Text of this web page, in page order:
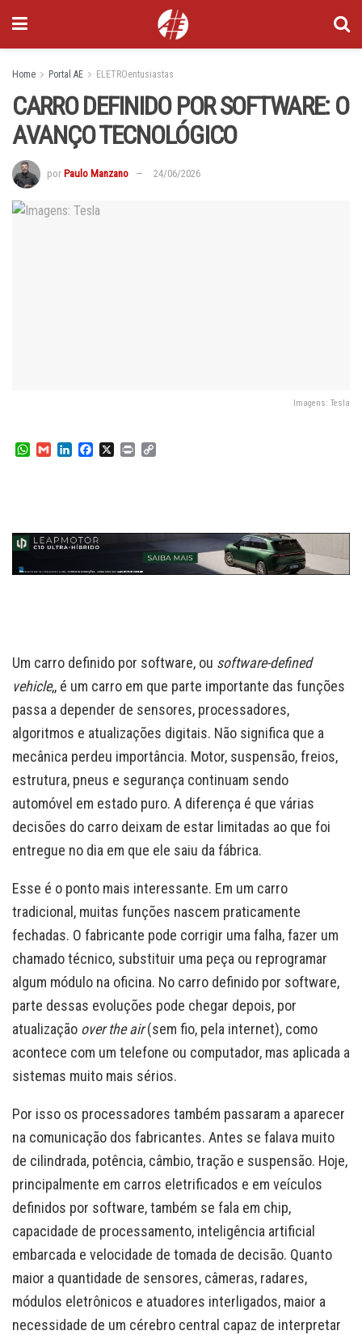
Home Portal AE ELETROentusiastas
CARRO DEFINIDO POR SOFTWARE: O
AVANÇO TECNOLÓGICO
por Paulo Manzano 24/06/2026
Imagens: Tesla
W
p
p
I
n
o
k
n
k
Um carro definido por software, ou software-defined
vehicle,, é um carro em que parte importante das funções
passa a depender de sensores, processadores,
algoritmos e atualizações digitais. Não significa que a
mecânica perdeu importância. Motor, suspensão, freios,
estrutura, pneus e segurança continuam sendo
automóvel em estado puro. A diferença é que várias
decisões do carro deixam de estar limitadas ao que foi
entregue no dia em que ele saiu da fábrica.
Esse é o ponto mais interessante. Em um carro
tradicional, muitas funções nascem praticamente
fechadas. O fabricante pode corrigir uma falha, fazer um
chamado técnico, substituir uma peça ou reprogramar
algum módulo na oficina. No carro definido por software,
parte dessas evoluções pode chegar depois, por
atualização over the air(sem fio, pela internet), como
acontece com um telefone ou computador, mas aplicada a
sistemas muito mais sérios.
Por isso os processadores também passaram a aparecer
na comunicação dos fabricantes. Antes se falava muito
de cilindrada, potência, câmbio, tração e suspensão. Hoje,
principalmente em carros eletrificados e em veículos
definidos por software, também se fala em chip,
capacidade de processamento, inteligência artificial
embarcada e velocidade de tomada de decisão. Quanto
maior a quantidade de sensores, câmeras, radares,
módulos eletrônicos e atuadores interligados, maior a
necessidade de um cérebro central capaz de interpretar